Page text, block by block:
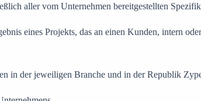
aller vom Unternehmen bereitgestellten
eines Projekts, das an einen Kunden, intern
in der jeweiligen Branche und in der Republik